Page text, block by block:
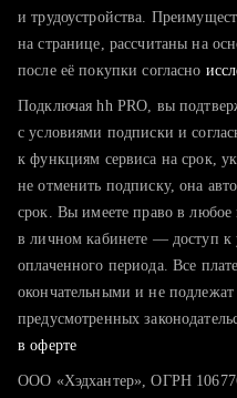
тратите много
хотите сравнить себя с
и трудоустройства.
на странице, рассчитаны на
после её покупки согласно
Подключая hh PRO, вы
с условиями подписки и
к функциям сервиса на срок,
не отменить подписку, она
срок. Вы имеете право в любое
в личном кабинете — доступ к
оплаченного периода. Все
окончательными и не подлежат
предусмотренных
в оферте
ООО «Хэдхантер», ОГРН